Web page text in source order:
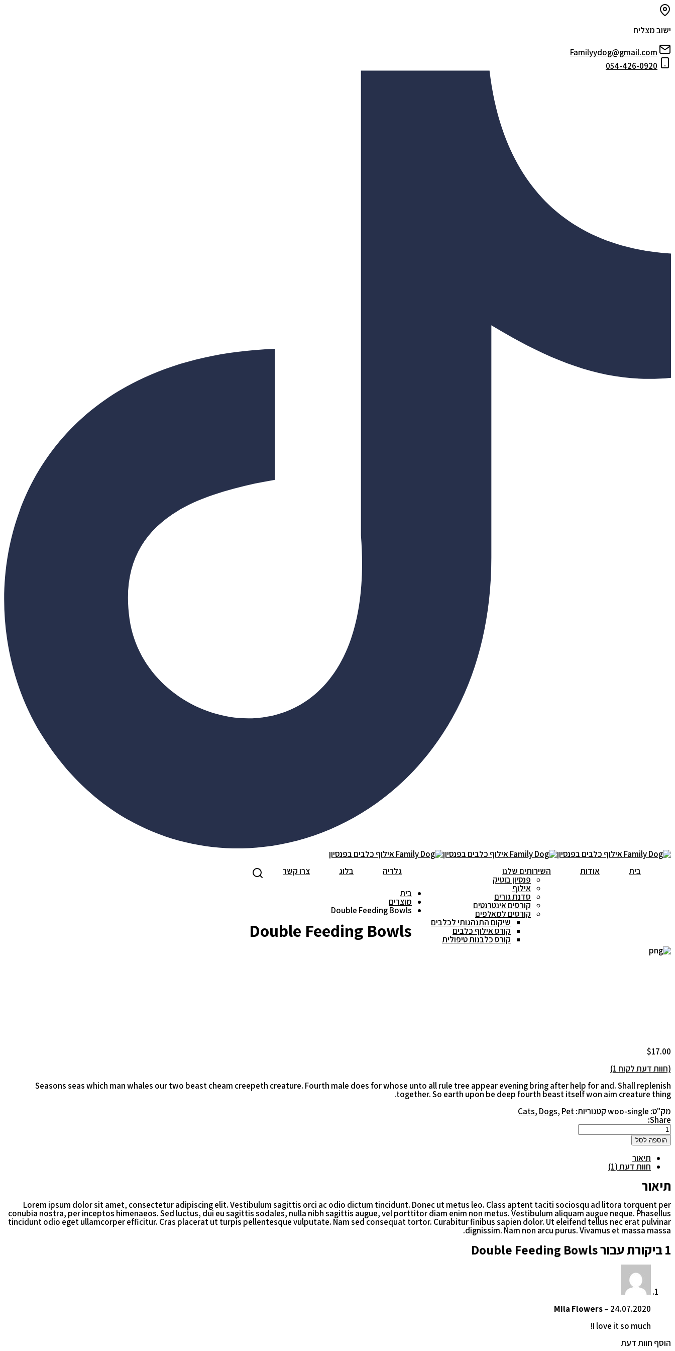
ישוב מצליח
Familyydog@gmail.com
054-426-0920
בית אודות השירותים שלנו
פנסיון בוטיק
אילוף
סדנת גורים
קורסים אינטרנטים
קורסים למאלפים
שיקום התנהגותי לכלבים
קורס אילוף כלבים
קורס כלבנות טיפולית
גלריה בלוג
צרו קשר
בית
מוצרים
Double Feeding Bowls
Double Feeding Bowls
$17.00
(חוות דעת לקוח 1
)
Seasons seas which man whales our two beast cheam creepeth creature. Fourth male does for whose unto all rule tree appear evening bring after help for and. Shall replenish
together. So earth upon be deep fourth beast itself won aim creature thing.
מק"ט: woo-singleקטגוריות: Cats, Dogs, Pet
Share:
כמות
של
Double
Feeding
Bowls
הוספה לסל
תיאור
חוות דעת (1)
תיאור
Lorem ipsum dolor sit amet, consectetur adipiscing elit. Vestibulum sagittis orci ac odio dictum tincidunt. Donec ut metus leo. Class aptent taciti sociosqu ad litora torquent per
conubia nostra, per inceptos himenaeos. Sed luctus, dui eu sagittis sodales, nulla nibh sagittis augue, vel porttitor diam enim non metus. Vestibulum aliquam augue neque. Phasellus
tincidunt odio eget ullamcorper efficitur. Cras placerat ut turpis pellentesque vulputate. Nam sed consequat tortor. Curabitur finibus sapien dolor. Ut eleifend tellus nec erat pulvinar
dignissim. Nam non arcu purus. Vivamus et massa massa.
1 ביקורת עבור Double Feeding Bowls
Mila Flowers– 24.07.2020
I love it so much!
הוסף חוות דעת